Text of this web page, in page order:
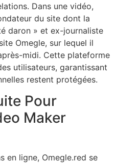
Dans une vidéo,
du site dont la
daron » et ex-journaliste
Omegle, sur lequel il
midi. Cette plateforme
utilisateurs, garantissant
restent protégées.
Pour
Maker
en ligne, Omegle.red se